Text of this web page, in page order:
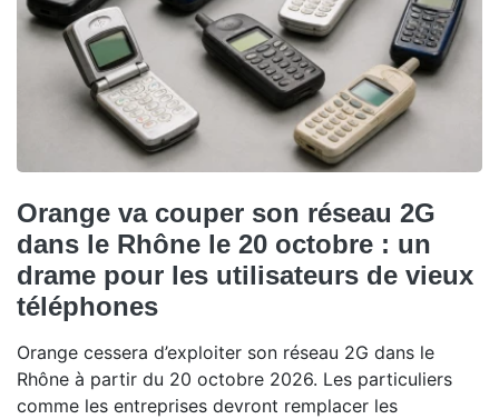
Orange va couper son réseau 2G
dans le Rhône le 20 octobre : un
drame pour les utilisateurs de vieux
téléphones
Orange cessera d’exploiter son réseau 2G dans le
Rhône à partir du 20 octobre 2026. Les particuliers
comme les entreprises devront remplacer les